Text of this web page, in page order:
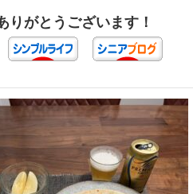
りがとうございます！